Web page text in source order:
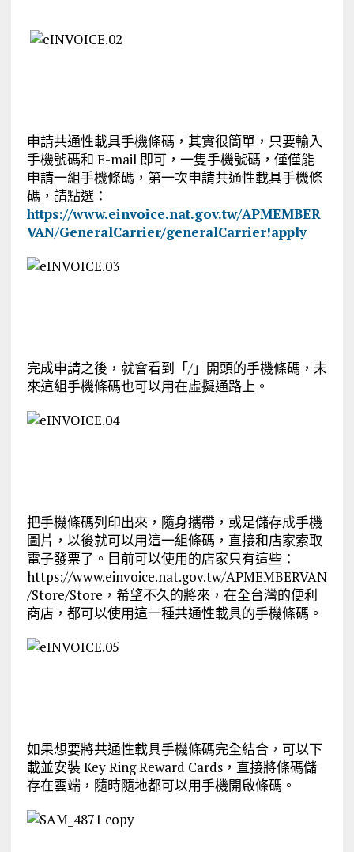
申請共通性載具手機條碼，其實很簡單，只要輸入
手機號碼和 E-mail 即可，一隻手機號碼，僅僅能
申請一組手機條碼，第一次申請共通性載具手機條
碼，請點選：
https://www.einvoice.nat.gov.tw/APMEMBER
VAN/GeneralCarrier/generalCarrier!apply
完成申請之後，就會看到「/」開頭的手機條碼，未
來這組手機條碼也可以用在虛擬通路上。
把手機條碼列印出來，隨身攜帶，或是儲存成手機
圖片，以後就可以用這一組條碼，直接和店家索取
電子發票了。目前可以使用的店家只有這些：
https://www.einvoice.nat.gov.tw/APMEMBERVAN
/Store/Store，希望不久的將來，在全台灣的便利
商店，都可以使用這一種共通性載具的手機條碼。
如果想要將共通性載具手機條碼完全結合，可以下
載並安裝 Key Ring Reward Cards，直接將條碼儲
存在雲端，隨時隨地都可以用手機開啟條碼。